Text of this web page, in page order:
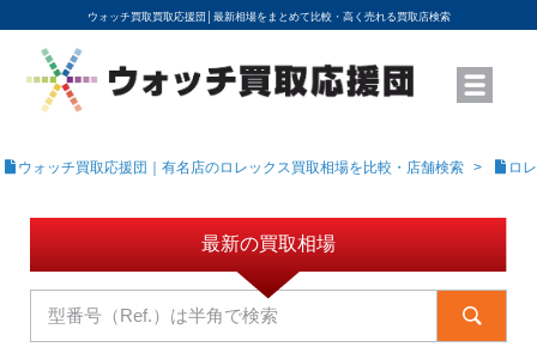
ウォッチ買取買取応援団│ 最新相場をまとめて比較・高く売れる買取店検索
YouTubeで動画を公開中
ROLEXモデル名から買取相場を調べる
高級時計ブランド名から買取相場を調べる
地域から買取店を探す
店舗名から買取店を探す
ブランド時計を高く売る方法
買取査定を依頼する
ウォッチ買取応援団｜有名店のロレックス買取相場を比較・店舗検索 ロ
最新の買取相場